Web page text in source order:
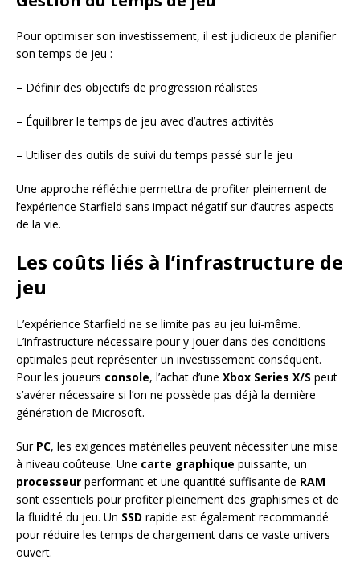
Pour optimiser son investissement, il est judicieux de planifier
son temps de jeu :
– Définir des objectifs de progression réalistes
– Équilibrer le temps de jeu avec d’autres activités
– Utiliser des outils de suivi du temps passé sur le jeu
Une approche réfléchie permettra de profiter pleinement de
l’expérience Starfield sans impact négatif sur d’autres aspects
de la vie.
Les coûts liés à l’infrastructure de
jeu
L’expérience Starfield ne se limite pas au jeu lui-même.
L’infrastructure nécessaire pour y jouer dans des conditions
optimales peut représenter un investissement conséquent.
Pour les joueurs console, l’achat d’une Xbox Series X/S peut
s’avérer nécessaire si l’on ne possède pas déjà la dernière
génération de Microsoft.
Sur PC, les exigences matérielles peuvent nécessiter une mise
à niveau coûteuse. Une carte graphique puissante, un
processeur performant et une quantité suffisante de RAM
sont essentiels pour profiter pleinement des graphismes et de
la fluidité du jeu. Un SSD rapide est également recommandé
pour réduire les temps de chargement dans ce vaste univers
ouvert.